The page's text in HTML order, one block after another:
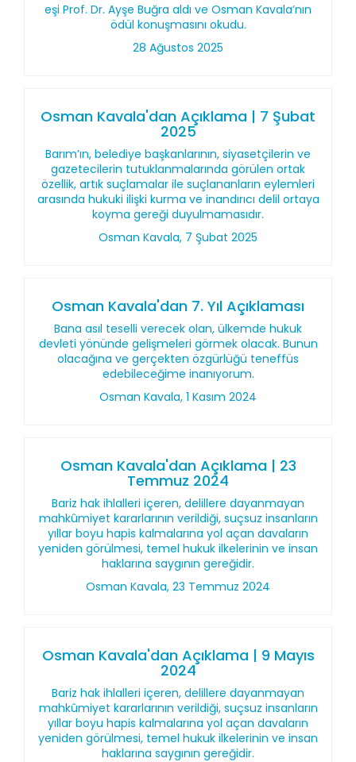
eşi Prof. Dr. Ayşe Buğra aldı ve Osman Kavala’nın
ödül konuşmasını okudu.
28 Ağustos 2025
Osman Kavala'dan Açıklama | 7 Şubat
2025
Barım’ın, belediye başkanlarının, siyasetçilerin ve
gazetecilerin tutuklanmalarında görülen ortak
özellik, artık suçlamalar ile suçlananların eylemleri
arasında hukuki ilişki kurma ve inandırıcı delil ortaya
koyma gereği duyulmamasıdır.
Osman Kavala, 7 Şubat 2025
Osman Kavala'dan 7. Yıl Açıklaması
Bana asıl teselli verecek olan, ülkemde hukuk
devleti yönünde gelişmeleri görmek olacak. Bunun
olacağına ve gerçekten özgürlüğü teneffüs
edebileceğime inanıyorum.
Osman Kavala, 1 Kasım 2024
Osman Kavala'dan Açıklama | 23
Temmuz 2024
Bariz hak ihlalleri içeren, delillere dayanmayan
mahkûmiyet kararlarının verildiği, suçsuz insanların
yıllar boyu hapis kalmalarına yol açan davaların
yeniden görülmesi, temel hukuk ilkelerinin ve insan
haklarına saygının gereğidir.
Osman Kavala, 23 Temmuz 2024
Osman Kavala'dan Açıklama | 9 Mayıs
2024
Bariz hak ihlalleri içeren, delillere dayanmayan
mahkûmiyet kararlarının verildiği, suçsuz insanların
yıllar boyu hapis kalmalarına yol açan davaların
yeniden görülmesi, temel hukuk ilkelerinin ve insan
haklarına saygının gereğidir.